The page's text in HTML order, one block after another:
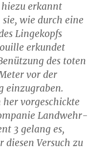
erkannt
wie durch eine
Lingekopfs
erkundet
des toten
vor der
einzugraben.
vorgeschickte
Landwehr-
3 gelang es,
diesen Versuch zu